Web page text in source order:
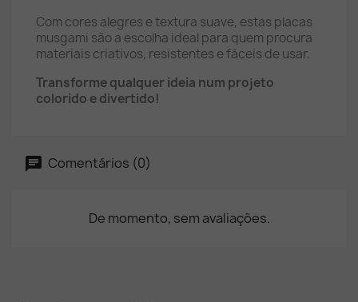
Com cores alegres e textura suave, estas placas
musgami são a escolha ideal para quem procura
materiais criativos, resistentes e fáceis de usar.
Transforme qualquer ideia num projeto
colorido e divertido!
Comentários (0)
De momento, sem avaliações.